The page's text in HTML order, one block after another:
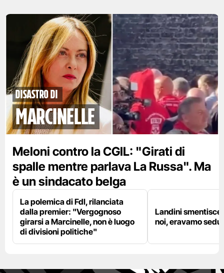
disastro di
marcinelle
Meloni contro la CGIL: "Girati di
spalle mentre parlava La Russa". Ma
è un sindacato belga
La polemica di FdI, rilanciata
dalla premier: "Vergognoso
girarsi a Marcinelle, non è luogo
di divisioni politiche"
Landini
noi, eravamo